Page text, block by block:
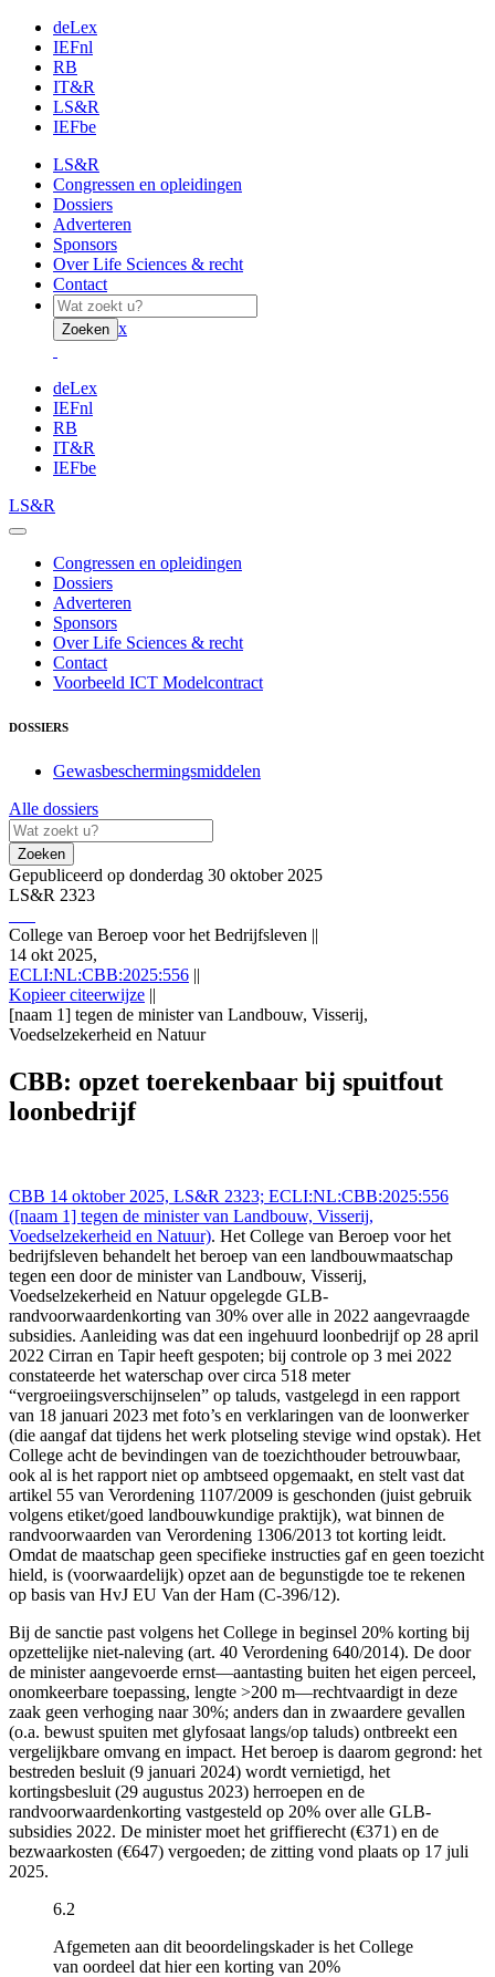
deLex
IEFnl
RB
IT&R
LS&R
IEFbe
LS&R
Congressen en opleidingen
Dossiers
Adverteren
Sponsors
Over Life Sciences & recht
Contact
Zoeken x
deLex
IEFnl
RB
IT&R
IEFbe
LS&R
Congressen en opleidingen
Dossiers
Adverteren
Sponsors
Over Life Sciences & recht
Contact
Voorbeeld ICT Modelcontract
DOSSIERS
Gewasbeschermingsmiddelen
Alle dossiers
Zoeken
Gepubliceerd op donderdag 30 oktober 2025
LS&R 2323
College van Beroep voor het Bedrijfsleven ||
14 okt 2025,
ECLI:NL:CBB:2025:556 ||
Kopieer citeerwijze ||
[naam 1] tegen de minister van Landbouw, Visserij,
Voedselzekerheid en Natuur
2323; ECLI:NL:CBB:2025:556 ([naam 1] tegen de minister van
Landbouw, Visserij, Voedselzekerheid en Natuur), https://redactie-
delex.cshark.nl/artikelen/cbb-opzet-toerekenbaar-bij-spuitfout-
CBB: opzet toerekenbaar bij spuitfout
loonbedrijf
CBB 14 oktober 2025, LS&R 2323; ECLI:NL:CBB:2025:556
([naam 1] tegen de minister van Landbouw, Visserij,
Voedselzekerheid en Natuur). Het College van Beroep voor het
bedrijfsleven behandelt het beroep van een landbouwmaatschap
tegen een door de minister van Landbouw, Visserij,
Voedselzekerheid en Natuur opgelegde GLB-
randvoorwaardenkorting van 30% over alle in 2022 aangevraagde
subsidies. Aanleiding was dat een ingehuurd loonbedrijf op 28 april
2022 Cirran en Tapir heeft gespoten; bij controle op 3 mei 2022
constateerde het waterschap over circa 518 meter
“vergroeiingsverschijnselen” op taluds, vastgelegd in een rapport
van 18 januari 2023 met foto’s en verklaringen van de loonwerker
(die aangaf dat tijdens het werk plotseling stevige wind opstak). Het
College acht de bevindingen van de toezichthouder betrouwbaar,
ook al is het rapport niet op ambtseed opgemaakt, en stelt vast dat
artikel 55 van Verordening 1107/2009 is geschonden (juist gebruik
volgens etiket/goed landbouwkundige praktijk), wat binnen de
randvoorwaarden van Verordening 1306/2013 tot korting leidt.
Omdat de maatschap geen specifieke instructies gaf en geen toezicht
hield, is (voorwaardelijk) opzet aan de begunstigde toe te rekenen
op basis van HvJ EU Van der Ham (C-396/12).
Bij de sanctie past volgens het College in beginsel 20% korting bij
opzettelijke niet-naleving (art. 40 Verordening 640/2014). De door
de minister aangevoerde ernst—aantasting buiten het eigen perceel,
onomkeerbare toepassing, lengte >200 m—rechtvaardigt in deze
zaak geen verhoging naar 30%; anders dan in zwaardere gevallen
(o.a. bewust spuiten met glyfosaat langs/op taluds) ontbreekt een
vergelijkbare omvang en impact. Het beroep is daarom gegrond: het
bestreden besluit (9 januari 2024) wordt vernietigd, het
kortingsbesluit (29 augustus 2023) herroepen en de
randvoorwaardenkorting vastgesteld op 20% over alle GLB-
subsidies 2022. De minister moet het griffierecht (€371) en de
bezwaarkosten (€647) vergoeden; de zitting vond plaats op 17 juli
2025.
6.2
Afgemeten aan dit beoordelingskader is het College
van oordeel dat hier een korting van 20%